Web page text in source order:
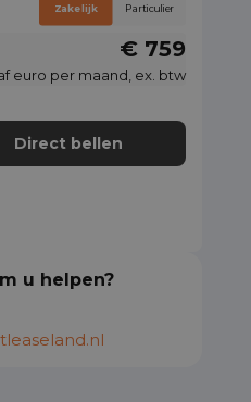
€ 759
euro per maand, ex. btw
Zakelijk Particulier
Direct bellen
u helpen?